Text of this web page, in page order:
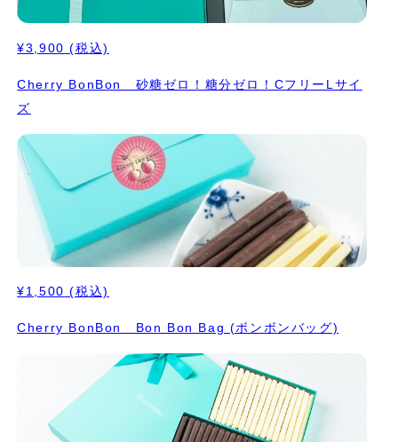
¥3,900 (税込)
Cherry BonBon 砂糖ゼロ！糖分ゼロ！CフリーLサイ
ズ
¥1,500 (税込)
Cherry BonBon Bon Bon Bag (ボンボンバッグ)